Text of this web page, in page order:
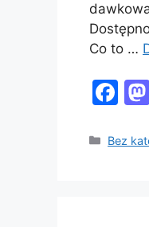
Co to …
F
c
Bez